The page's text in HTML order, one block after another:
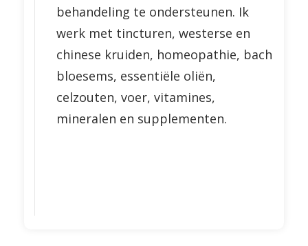
behandeling te ondersteunen. Ik
werk met tincturen, westerse en
chinese kruiden, homeopathie, bach
bloesems, essentiële oliën,
celzouten, voer, vitamines,
mineralen en supplementen.